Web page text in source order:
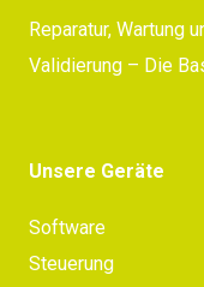
Reparatur, Wartung
Validierung – Die
Unsere Geräte
Software
Steuerung